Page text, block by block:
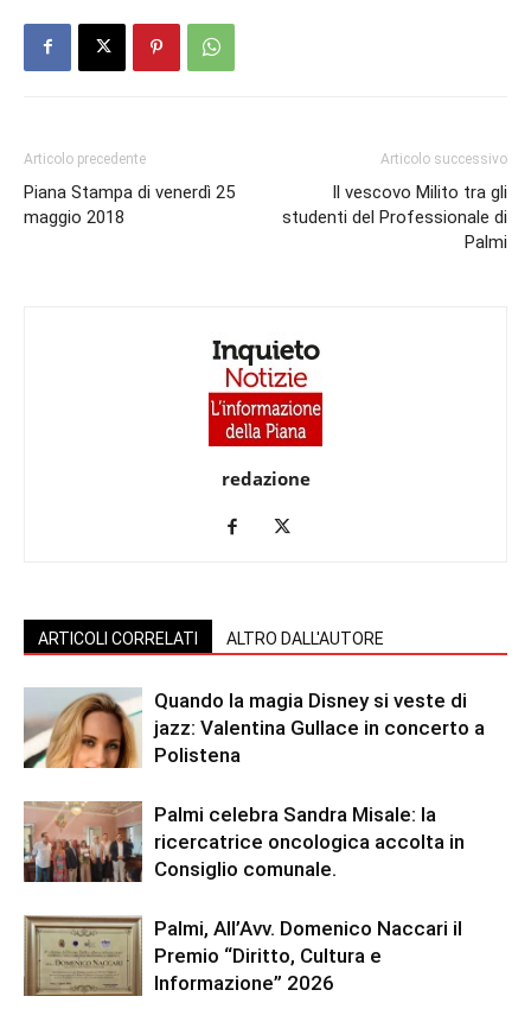
Articolo precedente
Piana Stampa di venerdì 25
maggio 2018
Articolo successivo
Il vescovo Milito tra gli
studenti del Professionale di
Palmi
redazione
ARTICOLI CORRELATI ALTRO DALL'AUTORE
Quando la magia Disney si veste di
jazz: Valentina Gullace in concerto a
Polistena
Palmi celebra Sandra Misale: la
ricercatrice oncologica accolta in
Consiglio comunale.
Palmi, All’Avv. Domenico Naccari il
Premio “Diritto, Cultura e
Informazione” 2026